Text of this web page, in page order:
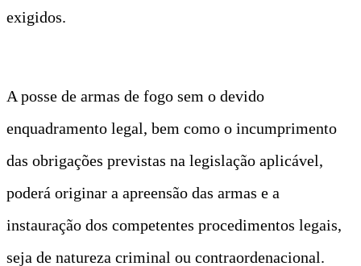
exigidos.
A posse de armas de fogo sem o devido
enquadramento legal, bem como o incumprimento
das obrigações previstas na legislação aplicável,
poderá originar a apreensão das armas e a
instauração dos competentes procedimentos legais,
seja de natureza criminal ou contraordenacional.